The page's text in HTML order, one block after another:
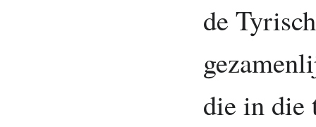
de
die in die